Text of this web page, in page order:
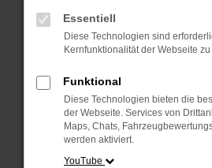
Prüfe deine
Manche Erweiterungen, wie
können das Laden
anderen Browser oder in
Fenster?
Starte dein Gerät neu.
Das kann manchmal helfen,
Probleme zu beheben.
Essentiell
Diese Technologien sind
Kernfunktionalität der Webseite
Funktional
Diese Technologien bieten die
der Webseite. Services von
Maps, Chats,
werden aktiviert.
YouTube